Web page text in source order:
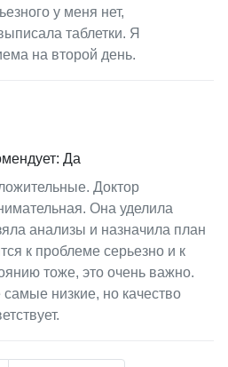
у меня нет,
таблетки. Я
на второй день.
Да
Доктор
Она уделила
анализы и назначила план
к проблеме серьезно и к
тоже, это очень важно.
низкие, но качество